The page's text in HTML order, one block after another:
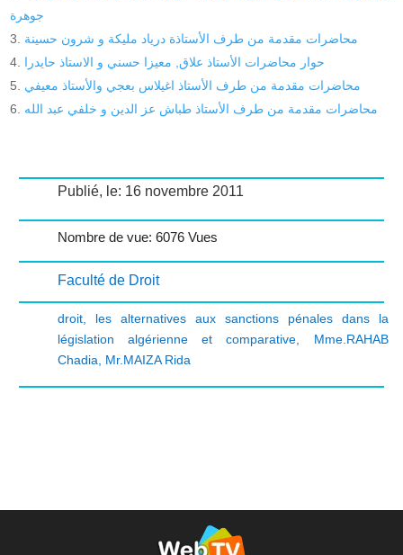
جوهرة
محاضرات مقدمة من طرف الأستاذة درياد مليكة و شرون حسينة
حوار محاضرات الأستاذ علاق, معيزا حسني و الاستاذ حايدرا
محاضرات مقدمة من طرف الأستاذ اغيلاس بعجي والأستاذ معيفي
محاضرات مقدمة من طرف الأستاذ طباش عز الدين و خلفي عبد الله
Publié, le: 16 novembre 2011
Nombre de vue: 6076 Vues
Faculté de Droit
droit, les alternatives aux sanctions pénales dans la
législation algérienne et comparative
Mme.RAHAB
Chadia
Mr.MAIZA Rida